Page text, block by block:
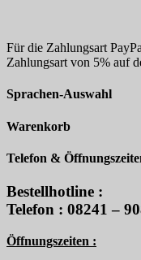
Für die Zahlungsart
Zahlungsart von 5% auf
Sprachen-Auswahl
Warenkorb
Telefon &
Bestellhotline :
Telefon : 08241 –
Öffnungszeiten :